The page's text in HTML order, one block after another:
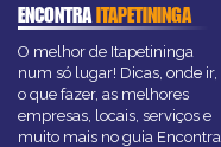
ENCONTRAITAPETININGA
O melhor de Itapetininga
num só lugar! Dicas, onde ir,
o que fazer, as melhores
empresas, locais, serviços e
muito mais no guia Encontra